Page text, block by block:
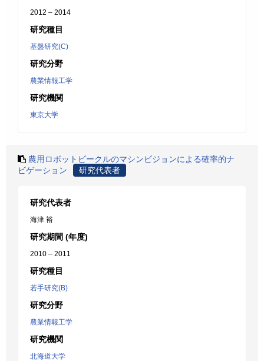
2012 – 2014
研究種目
基盤研究(C)
研究分野
農業情報工学
研究機関
東京大学
農用ロボットビークルのマシンビジョンによる確率的ナ
ビゲーション
研究代表者
研究代表者
海津 裕
研究期間 (年度)
2010 – 2011
研究種目
若手研究(B)
研究分野
農業情報工学
研究機関
北海道大学